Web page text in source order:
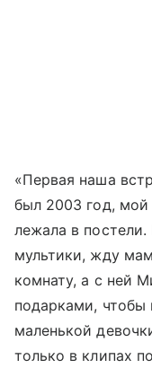
«Первая наша
был 2003 год, мой
лежала в
мультики, жду
комнату, а с ней
подарками, чтобы
маленькой
только в клипах